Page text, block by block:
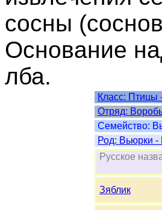
сосны
Основание
лба.
Отряд:
Cемейство:
Русское
Зяблик